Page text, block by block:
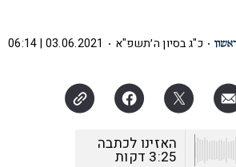
כ"ג בסיון ה׳תשפ"א 03.06.2021 | 06:14
האזינו לכתבה
3:25 דקות